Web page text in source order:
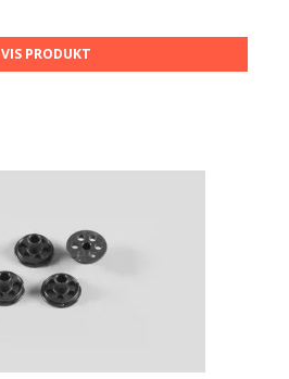
VIS PRODUKT